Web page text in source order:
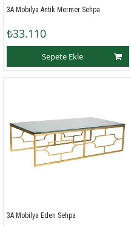
3A Mobilya Antik Mermer Sehpa
₺33.110
Sepete Ekle
3A Mobilya Eden Sehpa